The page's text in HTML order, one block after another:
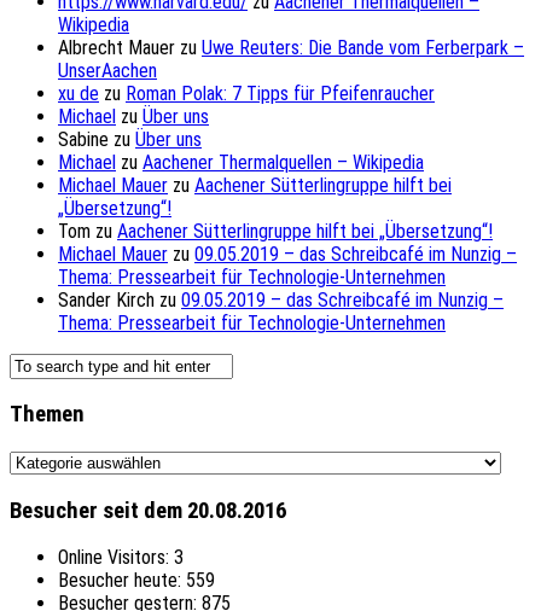
Wikipedia
Albrecht Mauer zu Uwe Reuters: Die Bande vom Ferberpark –
UnserAachen
xu de zu Roman Polak: 7 Tipps für Pfeifenraucher
Michael zu Über uns
Sabine zu Über uns
Michael zu Aachener Thermalquellen – Wikipedia
Michael Mauer zu Aachener Sütterlingruppe hilft bei
„Übersetzung“!
Tom zu Aachener Sütterlingruppe hilft bei „Übersetzung“!
Michael Mauer zu 09.05.2019 – das Schreibcafé im Nunzig –
Thema: Pressearbeit für Technologie-Unternehmen
Sander Kirch zu 09.05.2019 – das Schreibcafé im Nunzig –
Thema: Pressearbeit für Technologie-Unternehmen
Themen
Themen
Besucher seit dem 20.08.2016
Online Visitors: 3
Besucher heute: 559
Besucher gestern: 875